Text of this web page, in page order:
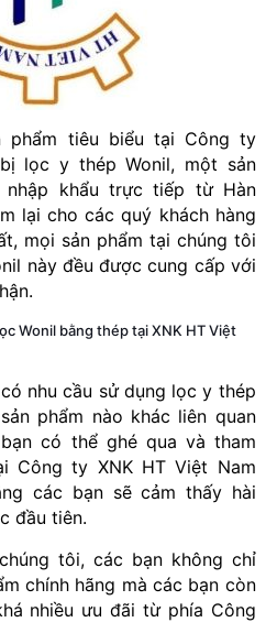
phẩm tiêu biểu tại Công ty
lọc y thép Wonil, một sản
khẩu trực tiếp từ Hàn
lại cho các quý khách hàng
mọi sản phẩm tại chúng tôi
này đều được cung cấp với
Wonil bằng thép tại XNK HT Việt
nhu cầu sử dụng lọc y thép
phẩm nào khác liên quan
có thể ghé qua và tham
Công ty XNK HT Việt Nam
các bạn sẽ cảm thấy hài
đầu tiên.
tôi, các bạn không chỉ
chính hãng mà các bạn còn
nhiều ưu đãi từ phía Công